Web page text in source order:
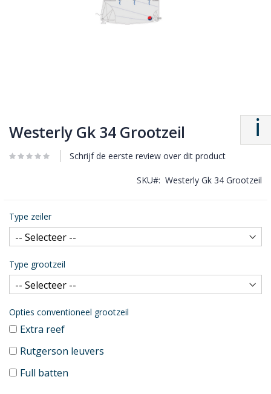
Westerly Gk 34 Grootzeil
Schrijf de eerste review over dit product
SKU Westerly Gk 34 Grootzeil
Type zeiler
Type grootzeil
Opties conventioneel grootzeil
Extra reef
Rutgerson leuvers
Full batten